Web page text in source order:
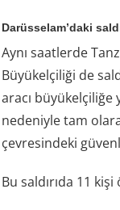
Darüsselam’daki
Aynı saatlerde
Büyükelçiliği de
aracı
nedeniyle tam
çevresindeki
Bu saldırıda 11